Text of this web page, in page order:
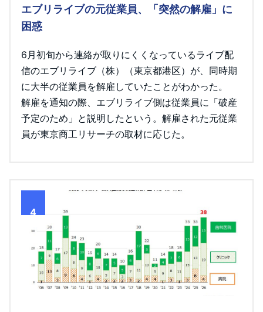
エブリライブの元従業員、「突然の解雇」に
困惑
6月初旬から連絡が取りにくくなっているライブ配
信のエブリライブ（株）（東京都港区）が、同時期
に大半の従業員を解雇していたことがわかった。
解雇を通知の際、エブリライブ側は従業員に「破産
予定のため」と説明したという。解雇された元従業
員が東京商工リサーチの取材に応じた。
4